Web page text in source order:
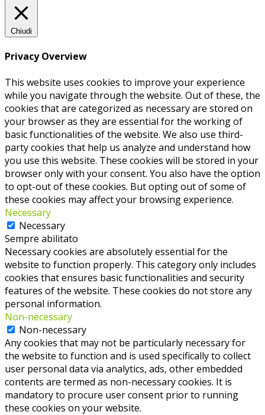
Chiudi
Privacy Overview
This website uses cookies to improve your experience
while you navigate through the website. Out of these, the
cookies that are categorized as necessary are stored on
your browser as they are essential for the working of
basic functionalities of the website. We also use third-
party cookies that help us analyze and understand how
you use this website. These cookies will be stored in your
browser only with your consent. You also have the option
to opt-out of these cookies. But opting out of some of
these cookies may affect your browsing experience.
Necessary
Necessary
Sempre abilitato
Necessary cookies are absolutely essential for the
website to function properly. This category only includes
cookies that ensures basic functionalities and security
features of the website. These cookies do not store any
personal information.
Non-necessary
Non-necessary
Any cookies that may not be particularly necessary for
the website to function and is used specifically to collect
user personal data via analytics, ads, other embedded
contents are termed as non-necessary cookies. It is
mandatory to procure user consent prior to running
these cookies on your website.